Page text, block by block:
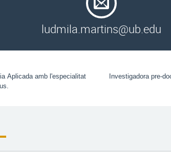
ludmila.martins@ub.edu
Aplicada amb l'especialitat
Investigadora pre-